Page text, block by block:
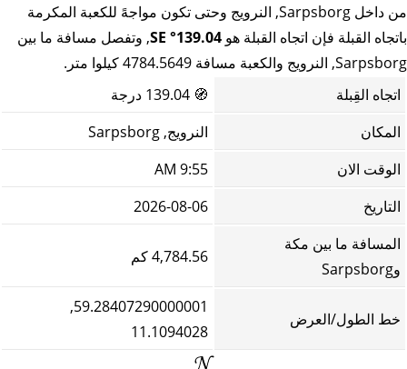
من داخل Sarpsborg, النرويج وحتى تكون مواجهً للكعبة المكرمة
باتجاه القبلة فإن اتجاه القبلة هو 139.04° SE
, وتفصل مسافة ما بين
Sarpsborg, النرويج والكعبة مسافة 4784.5649 كيلوا متر.
اتجاه القِبلة
🧭
المكان
النرويج, Sarpsborg
الوقت الان
9:55 AM
التاريخ
2026-08-06
المسافة ما بين مكة
وSarpsborg
4,784.56 كم
خط الطول/العرض
59.28407290000001,
11.1094028